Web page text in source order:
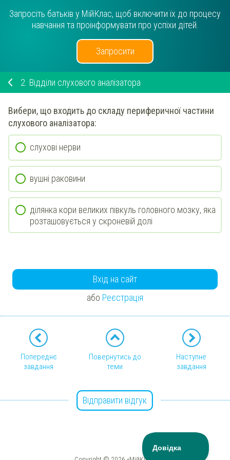
Запросіть батьків у МійКлас, щоб включити їх до процесу
навчання та проінформувати про успіхи дітей.
Запросити
2. Відділи слухового аналізатора
Вибери, що входить до складу периферичноїчастини
слухового аналізатора:
слухові нерви
вушні раковини
ділянка кори великих півкуль головного мозку, яка
розташовується у скроневій долі
Вхід на сайт
або Реєстрація
Попереднє
завдання
Повернутись до
теми
Наступне
завдання
Відправити відгук